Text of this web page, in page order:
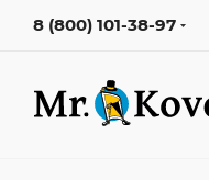
8 (800) 101-38-97